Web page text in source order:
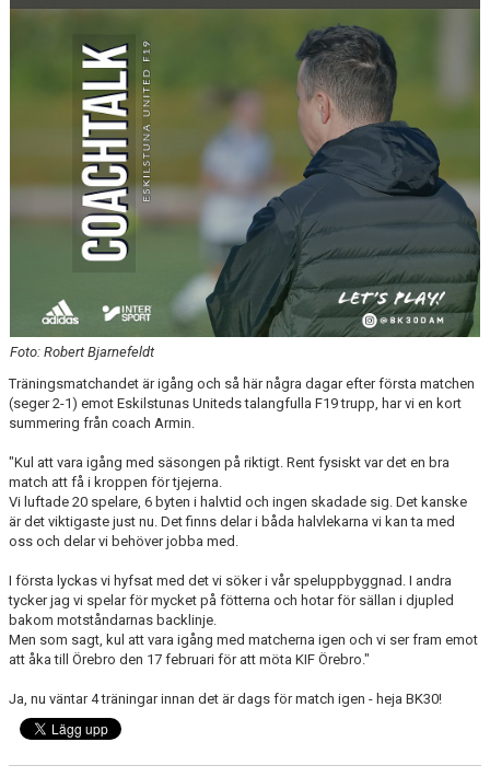
Foto: Robert Bjarnefeldt
Träningsmatchandet är igång och så här några dagar efter första matchen
(seger 2-1) emot Eskilstunas Uniteds talangfulla F19 trupp, har vi en kort
summering från coach Armin.
"Kul att vara igång med säsongen på riktigt. Rent fysiskt var det en bra
match att få i kroppen för tjejerna.
Vi luftade 20 spelare, 6 byten i halvtid och ingen skadade sig. Det kanske
är det viktigaste just nu. Det finns delar i båda halvlekarna vi kan ta med
oss och delar vi behöver jobba med.
I första lyckas vi hyfsat med det vi söker i vår speluppbyggnad. I andra
tycker jag vi spelar för mycket på fötterna och hotar för sällan i djupled
bakom motståndarnas backlinje.
Men som sagt, kul att vara igång med matcherna igen och vi ser fram emot
att åka till Örebro den 17 februari för att möta KIF Örebro."
Ja, nu väntar 4 träningar innan det är dags för match igen - heja BK30!